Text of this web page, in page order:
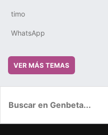
timo
WhatsApp
VER MÁS TEMAS